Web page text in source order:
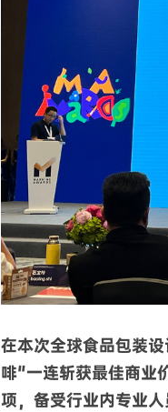
在本次全球食品包装
啡"一连斩获最佳商业
项，备受行业内专业人